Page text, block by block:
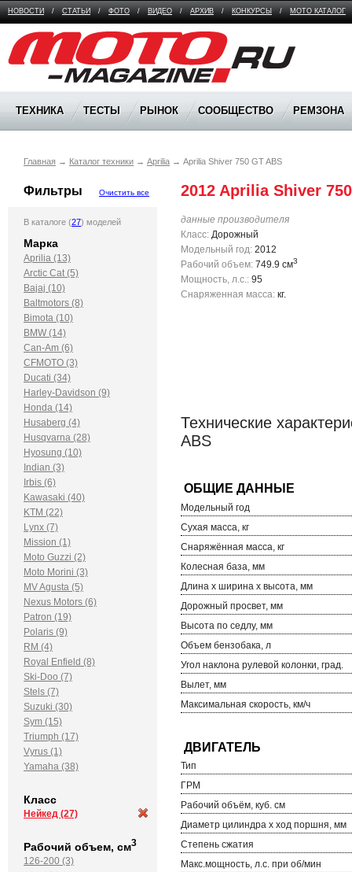
НОВОСТИ / СТАТЬИ / ФОТО / ВИДЕО / АРХИВ / КОНКУРСЫ / МОТО КАТАЛОГ
Moto Magazine
ТЕХНИКА ТЕСТЫ РЫНОК СООБЩЕСТВО РЕМЗОНА
Главная → Каталог техники → Aprilia → Aprilia Shiver 750 GT ABS
Фильтры Очистить все
В каталоге (27) моделей
Марка
Aprilia (13)
Arctic Cat (5)
Bajaj (10)
Baltmotors (8)
Bimota (10)
BMW (14)
Can-Am (6)
CFMOTO (3)
Ducati (34)
Harley-Davidson (9)
Honda (14)
Husaberg (4)
Husqvarna (28)
Hyosung (10)
Indian (3)
Irbis (6)
Kawasaki (40)
KTM (22)
Lynx (7)
Mission (1)
Moto Guzzi (2)
Moto Morini (3)
MV Agusta (5)
Nexus Motors (6)
Patron (19)
Polaris (9)
RM (4)
Royal Enfield (8)
Ski-Doo (7)
Stels (7)
Suzuki (30)
Sym (15)
Triumph (17)
Vyrus (1)
Yamaha (38)
Класс
Нейкед (27)
Рабочий объем, см3
126-200 (3)
2012 Aprilia Shiver
данные производителя
Класс: Дорожный
Модельный год: 2012
Рабочий объем: 749.9 см3
Мощность, л.с.: 95
Снаряженная масса: кг.
Технические
ABS
Модельный год
Сухая масса, кг
Снаряжённая масса, кг
Колесная база, мм
Длина х ширина х высота, мм
Дорожный просвет, мм
Высота по седлу, мм
Объем бензобака, л
Угол наклона рулевой колонки, град.
Вылет, мм
Максимальная скорость, км/ч
Тип
ГРМ
Рабочий объём, куб. см
Диаметр цилиндра х ход поршня, мм
Степень сжатия
Макс.мощность, л.с. при об/мин